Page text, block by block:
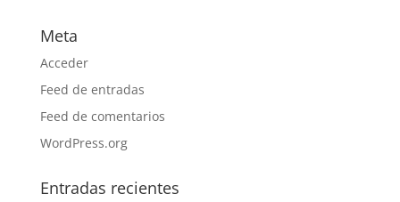
Meta
Acceder
Feed de entradas
Feed de comentarios
WordPress.org
Entradas recientes